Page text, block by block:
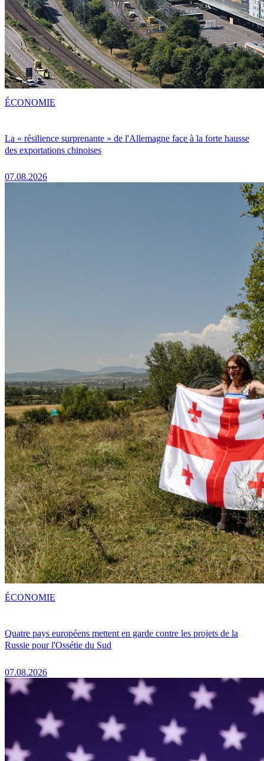
La « résilience surprenante » de l'Allemagne face à la forte hausse
des exportations chinoises
07.08.2026
ÉCONOMIE
Quatre pays européens mettent en garde contre les projets de la
Russie pour l'Ossétie du Sud
07.08.2026
ÉCONOMIE